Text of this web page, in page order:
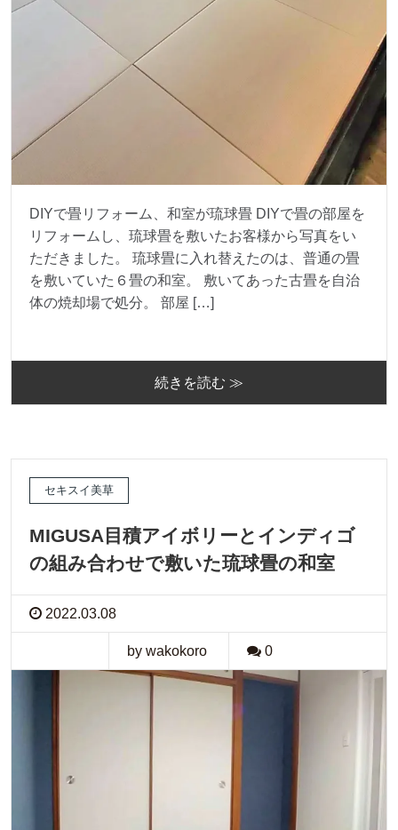
DIYで畳リフォーム、和室が琉球畳 DIYで畳の部屋を
リフォームし、琉球畳を敷いたお客様から写真をい
ただきました。 琉球畳に入れ替えたのは、普通の畳
を敷いていた６畳の和室。 敷いてあった古畳を自治
体の焼却場で処分。 部屋 […]
続きを読む ≫
セキスイ美草
MIGUSA目積アイボリーとインディゴ
の組み合わせで敷いた琉球畳の和室
2022.03.08
by wakokoro 0